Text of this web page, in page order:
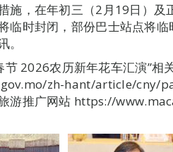
施，在年初三（2月19日）及
临时封闭，部份巴士站点将
2026农历新年花车汇演”相
zh-hant/article/cny/
游推广网站 https://